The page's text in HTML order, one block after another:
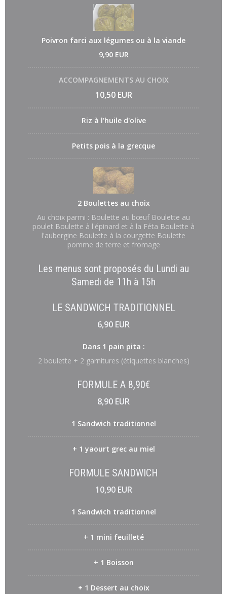
Poivron farci aux légumes ou à la viande
9,90 EUR
ACCOMPAGNEMENTS AU CHOIX
10,50 EUR
Riz à l'huile d'olive
Petits pois à la grecque
2 Boulettes au choix
Au choix parmi : Boulette au bœuf Boulette au
poulet Boulette à l'épinard et à la Féta Boulette à
l'aubergine Boulette à la courgette Boulette
pomme de terre et fromage
Les menus sont proposés du Lundi au
Samedi de 11h à 15h
LE SANDWICH TRADITIONNEL
6,90 EUR
Dans 1 pain pita :
2 boulette + 2 garnitures (étiquettes blanches)
FORMULE A 8,90€
8,90 EUR
1 Sandwich traditionnel
+ 1 yaourt grec au miel
FORMULE SANDWICH
10,90 EUR
1 Sandwich traditionnel
+ 1 mini feuilleté
+ 1 Boisson
+ 1 Dessert au choix